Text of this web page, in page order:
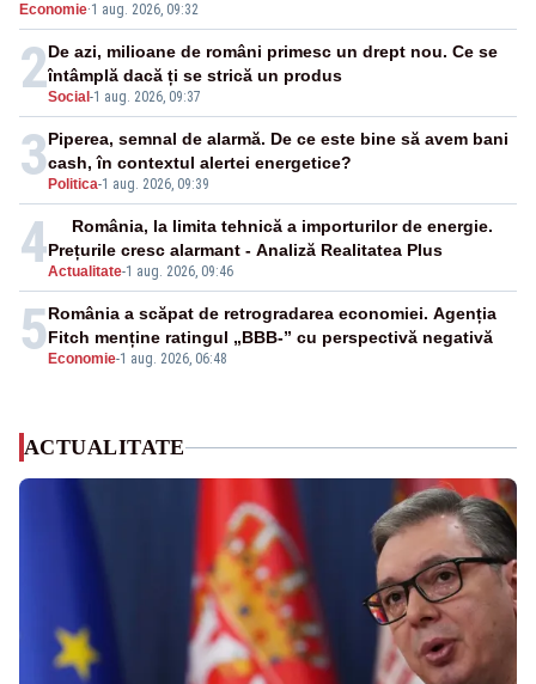
cunoscută de pe vremea lui Ceaușescu
Economie·1 aug. 2026, 09:32
2Social -1 aug. 2026, 09:37
De azi, milioane de români primesc un drept nou. Ce se
întâmplă dacă ți se strică un produs
3 Politica-1 aug. 2026, 09:39
Piperea, semnal de alarmă. De ce este bine să avem bani
cash, în contextul alertei energetice?
4Actualitate-1 aug. 2026, 09:46
România, la limita tehnică a importurilor de energie.
Prețurile cresc alarmant - Analiză Realitatea Plus
5 Economie-1 aug. 2026, 06:48
România a scăpat de retrogradarea economiei. Agenția
Fitch menține ratingul „BBB-” cu perspectivă negativă
ACTUALITATE